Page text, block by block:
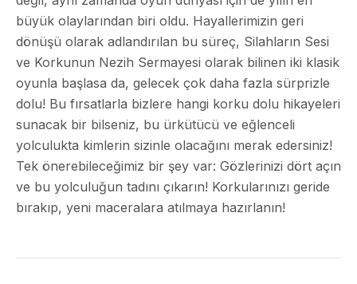
büyük olaylarından biri oldu. Hayallerimizin geri
dönüşü olarak adlandırılan bu süreç, Silahların Sesi
ve Korkunun Nezih Sermayesi olarak bilinen iki klasik
oyunla başlasa da, gelecek çok daha fazla sürprizle
dolu! Bu fırsatlarla bizlere hangi korku dolu hikayeleri
sunacak bir bilseniz, bu ürkütücü ve eğlenceli
yolculukta kimlerin sizinle olacağını merak edersiniz!
Tek önerebileceğimiz bir şey var: Gözlerinizi dört açın
ve bu yolculuğun tadını çıkarın! Korkularınızı geride
bırakıp, yeni maceralara atılmaya hazırlanın!